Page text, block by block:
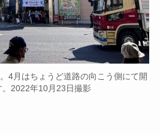
4月はちょうど道路の向こう側にて開
。2022年10月23日撮影